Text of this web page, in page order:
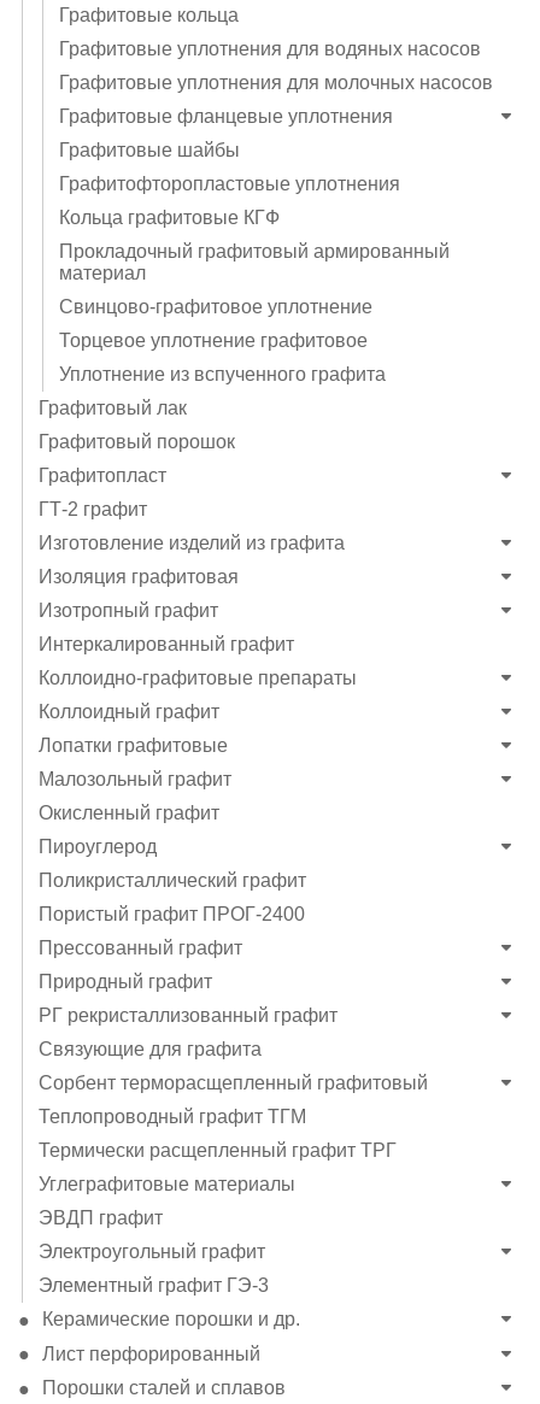
Графитовые кольца
Графитовые уплотнения для водяных насосов
Графитовые уплотнения для молочных насосов
Графитовые фланцевые уплотнения
Графитовые шайбы
Графитофторопластовые уплотнения
Кольца графитовые КГФ
Прокладочный графитовый армированный
материал
Свинцово-графитовое уплотнение
Торцевое уплотнение графитовое
Уплотнение из вспученного графита
Графитовый лак
Графитовый порошок
Графитопласт
ГТ-2 графит
Изготовление изделий из графита
Изоляция графитовая
Изотропный графит
Интеркалированный графит
Коллоидно-графитовые препараты
Коллоидный графит
Лопатки графитовые
Малозольный графит
Окисленный графит
Пироуглерод
Поликристаллический графит
Пористый графит ПРОГ-2400
Прессованный графит
Природный графит
РГ рекристаллизованный графит
Связующие для графита
Сорбент терморасщепленный графитовый
Теплопроводный графит ТГМ
Термически расщепленный графит ТРГ
Углеграфитовые материалы
ЭВДП графит
Электроугольный графит
Элементный графит ГЭ-3
Керамические порошки и др.
Лист перфорированный
Порошки сталей и сплавов